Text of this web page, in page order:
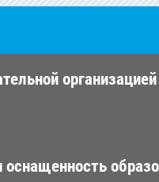
организацией